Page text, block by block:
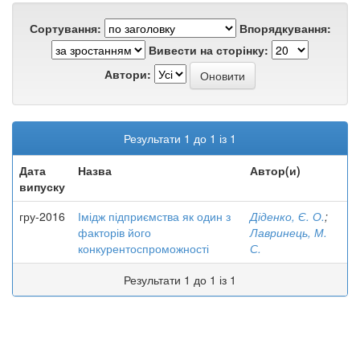
Сортування:
Впорядкування:
Вивести на сторінку:
Автори:
Результати 1 до 1 із 1
Дата
випуску
Назва Автор(и)
гру-2016
Імідж підприємства як один з
факторів його
конкурентоспроможності
Діденко, Є. О.;
Лавринець, М.
С.
Результати 1 до 1 із 1